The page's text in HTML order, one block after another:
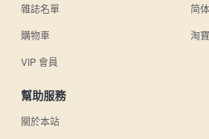
雜誌名單
購物車
VIP 會員
简
淘
幫助服務
關於本站